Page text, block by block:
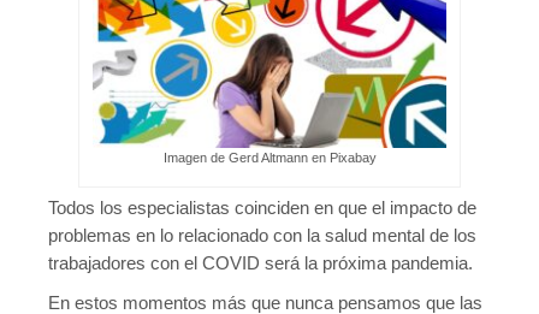
Prevencionistas
Prevencionistas SST
Novedades
Novedades del consejo
Novedades de asociaciones
Novedades legislativas
Novedades tecnicas
Imagen de Gerd Altmann en Pixabay
Todos los especialistas coinciden en que el impacto de
problemas en lo relacionado con la salud mental de los
trabajadores con el COVID será la próxima pandemia.
En estos momentos más que nunca pensamos que las